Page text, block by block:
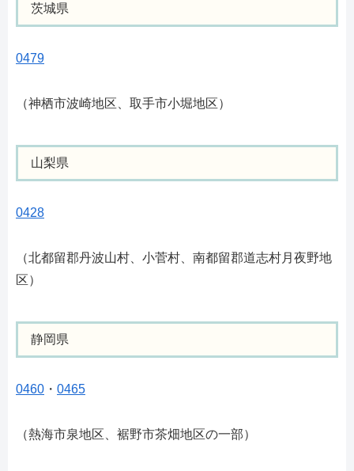
茨城県
0479
（神栖市波崎地区、取手市小堀地区）
山梨県
0428
（北都留郡丹波山村、小菅村、南都留郡道志村月夜野地
区）
静岡県
0460 ・ 0465
（熱海市泉地区、裾野市茶畑地区の一部）